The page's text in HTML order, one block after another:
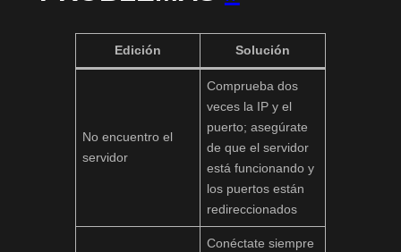
Edición Solución
No encuentro el
servidor
Comprueba dos
veces la IP y el
puerto; asegúrate
de que el servidor
está funcionando y
los puertos están
redireccionados
Conéctate siempre